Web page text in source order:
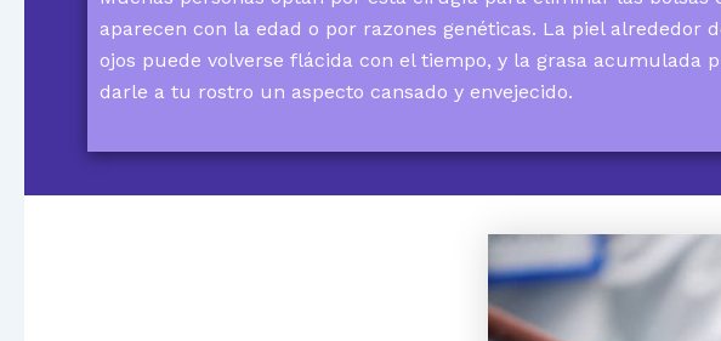
aparecen con la edad o por razones genéticas. La piel alrededor
ojos puede volverse flácida con el tiempo, y la grasa acumulada
darle a tu rostro un aspecto cansado y envejecido.